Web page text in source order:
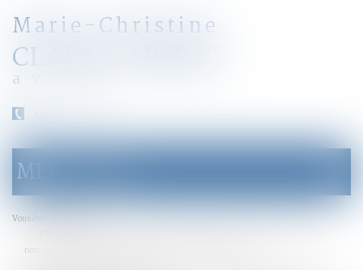
Marie-Christine
CLARAZ-MURAT
avocat
le
menu
MENU
Vous êtes ici :
non-prise en compte du pacs ou du concubinage - Defrenois